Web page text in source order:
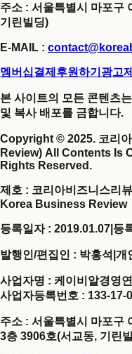
주소 : 서울특별시 마포구
기린빌딩)
E-MAIL :
멤버십결제 후원하기 광고
본 사이트의 모든 콘텐츠
및 복사 배포를 금합니다.
Copyright © 2025. 코리
Review) All Contents Is
Rights Reserved.
제호 : 코리아비즈니스리뷰
Korea Business Review
등록일자 : 2019.01.07 등
발행인/편집인 : 박홍석 개
사업자명 : 케이비알경영
사업자등록번호 : 133-17-
주소 : 서울특별시 마포구
3층 3906호(서교동, 기린